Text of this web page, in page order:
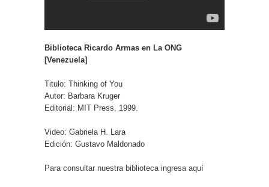
Biblioteca Ricardo Armas en La ONG
[Venezuela]
Titulo: Thinking of You
Autor: Barbara Kruger
Editorial: MIT Press, 1999.
Video: Gabriela H. Lara
Edición: Gustavo Maldonado
Para consultar nuestra biblioteca ingresa aquí